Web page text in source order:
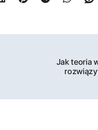
Jak teoria